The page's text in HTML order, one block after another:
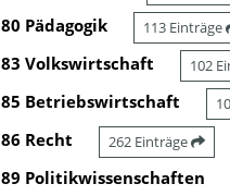
80 Pädagogik 113 Einträge
83 Volkswirtschaft 102
85 Betriebswirtschaft
86 Recht 262 Einträge
89 Politikwissenschaften